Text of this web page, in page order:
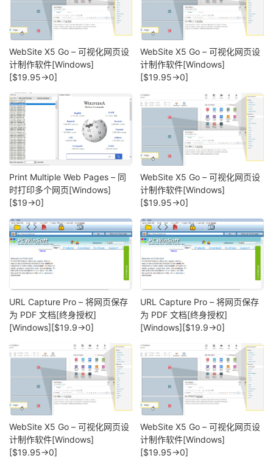
WebSite X5 Go – 可视化网页设
计制作软件[Windows]
[$19.95→0]
WebSite X5 Go – 可视化网页设
计制作软件[Windows]
[$19.95→0]
Print Multiple Web Pages – 同
时打印多个网页[Windows]
[$19→0]
WebSite X5 Go – 可视化网页设
计制作软件[Windows]
[$19.95→0]
URL Capture Pro – 将网页保存
为 PDF 文档[终身授权]
[Windows][$19.9→0]
URL Capture Pro – 将网页保存
为 PDF 文档[终身授权]
[Windows][$19.9→0]
WebSite X5 Go – 可视化网页设
计制作软件[Windows]
[$19.95→0]
WebSite X5 Go – 可视化网页设
计制作软件[Windows]
[$19.95→0]